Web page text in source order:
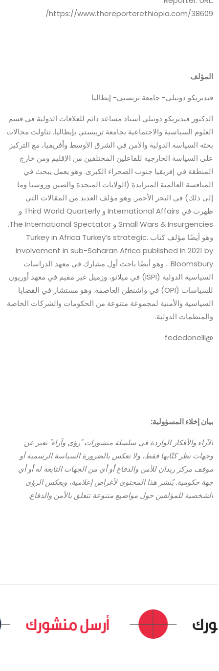
https://www.thereporterethiopia.com/38609/
المؤلف
فيديريكو دونيلي- جامعة تريستي- إيطاليا
الدكتور فيديريكو دونيلي أستاذ مساعد دائم للعلاقات الدولية في قسم
العلوم السياسية والاجتماعية بجامعة ترييستي بإيطاليا. تناولت مجالات
بحثه السياسة الدولية والأمن في الشرق الأوسط وأفريقيا، مع التركيز
على السياسة الخارجية للفاعلين المختلفين من الإقليم ومن خارج
المنطقة في إفريقيا جنوب الصحراء الكبرى. وهو يعمل يبحث في
المنافسة العالمية المتزايدة (الولايات المتحدة والصين وروسيا وما
إلى ذلك) في البحر الأحمر. وهو مؤلف العديد من المقالات التي
ظهرت في International Affairs و Third World Quarterly و
Small Wars & Insurgencies و The International Spectator.
وهو أيضًا مؤلف كتاب .Turkey in Africa Turkey’s strategic
involvement in sub-Saharan Africa published in 2021 by
Bloomsbury. . وهو أيضًا باحث أول مشارك في معهد الدراسات
السياسية الدولية (ISPI) في ميلانو، وزميل غير مقيم في معهد أوريون
للسياسات (OPI) في واشنطن العاصمة. وهو مستشار في القضايا
السياسية والأمنية لمجموعة متنوعة من الحكومات والشركات الخاصة
والمنظمات الدولية.
@fededonelli
بيان إخلاء المسؤولية:
الآراء والأفكار الواردة في سلسلة منشورات "رؤى وآراء" تعبر عن
وجهات نظر كتّابها فقط، ولا تعكس بالضرورة السياسة الرسمية أو
موقف مركز ربدان للأمن والدفاع أو أي من الجهات التابعة له أو أي
جهة حكومية. يُنشر هذا المحتوى لأغراض إعلامية، ويعكس الرؤى
الشخصية للمؤلفين حول مواضيع متنوعة تتعلق بالأمن والدفاع.
أرسل منشورك